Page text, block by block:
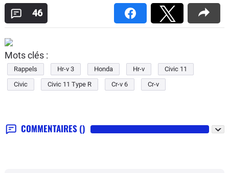
46
Mots clés :
Rappels Hr-v 3 Honda Hr-v
Civic 11
Civic
Civic 11 Type R Cr-v 6 Cr-v
COMMENTAIRES ()